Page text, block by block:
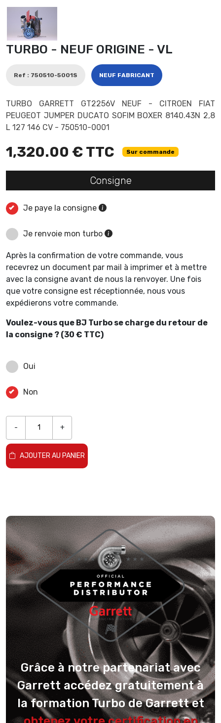
TURBO - NEUF ORIGINE - VL
Ref : 750510-5001S NEUF FABRICANT
TURBO GARRETT GT2256V NEUF - CITROEN FIAT
PEUGEOT JUMPER DUCATO SOFIM BOXER 8140.43N 2,8
L 127 146 CV - 750510-0001
1,320.00 € TTC Sur commande
Consigne
Je paye la consigne
Je renvoie mon turbo
Après la confirmation de votre commande, vous
recevrez un document par mail à imprimer et à mettre
avec la consigne avant de nous la renvoyer. Une fois
que votre consigne est réceptionnée, nous vous
expédierons votre commande.
Voulez-vous que BJ Turbo se charge du retour de
la consigne ? (30 € TTC)
Oui
Non
- +
AJOUTER AU PANIER
Grâce à notre partenariat avec
Garrett accédez gratuitement à
la formation Turbo de Garrett et